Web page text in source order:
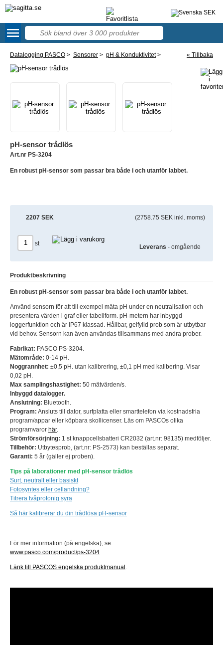
57
menu
Datalogging PASCO > Sensorer > pH & Konduktivitet> « Tillbaka
pH-sensor trådlös
Art.nr PS-3204
En robust pH-sensor som passar bra både i och utanför labbet.
2207 SEK (2758.75 SEK inkl. moms)
st
Leverans - omgående
Produktbeskrivning
En robust pH-sensor som passar bra både i och utanför labbet.
Använd sensorn för att till exempel mäta pH under en neutralisation och
presentera värden i graf eller tabellform. pH-metern har inbyggd
loggerfunktion och är IP67 klassad. Hållbar, gelfylld prob som är utbytbar
vid behov. Sensorn kan även användas tillsammans med andra prober.
Fabrikat: PASCO PS-3204.
Mätområde: 0-14 pH.
Noggrannhet: ±0,5 pH. utan kalibrering, ±0,1 pH med kalibering. Visar
0,02 pH.
Max samplingshastighet: 50 mätvärden/s.
Inbyggd datalogger.
Anslutning: Bluetooth.
Program: Ansluts till dator, surfplatta eller smarttelefon via kostnadsfria
program/appar eller köpbara skollicenser. Läs om PASCOs olika
programvaror här.
Strömförsörjning: 1 st knappcellsbatteri CR2032 (art.nr: 98135) medföljer.
Tillbehör: Utbytesprob, (art.nr: PS-2573) kan beställas separat.
Garanti: 5 år (gäller ej proben).
Tips på laborationer med pH-sensor trådlös
Surt, neutralt eller basiskt
Fotosyntes eller cellandning?
Titrera tvåprotonig syra
Så här kalibrerar du din trådlösa pH-sensor
För mer information (på engelska), se:
www.pasco.com/product/ps-3204
Länk till PASCOS engelska produktmanual .